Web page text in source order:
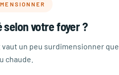
selon votre foyer ?
un peu surdimensionner que
chaude.